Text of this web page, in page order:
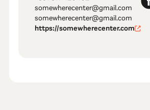
somewherecenter@gmail.com
somewherecenter@gmail.com
https://somewherecenter.com